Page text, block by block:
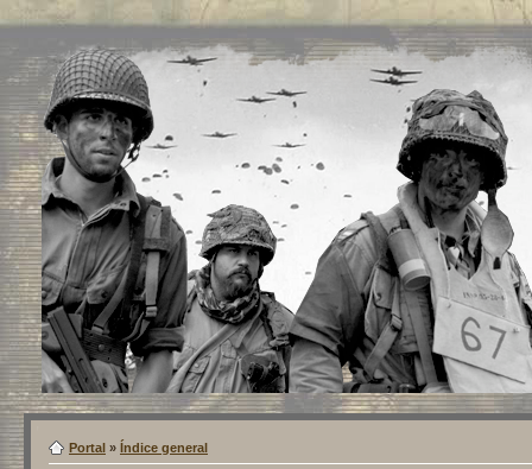
Portal » Índice general